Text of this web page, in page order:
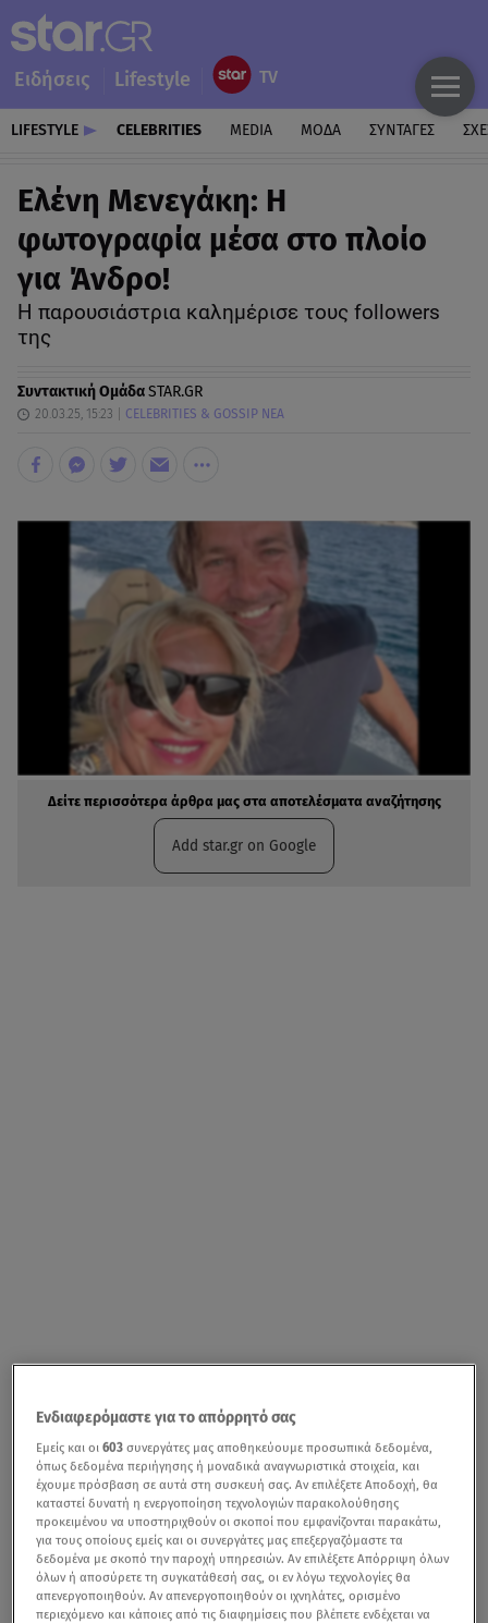
Ειδήσεις Lifestyle
LIFESTYLE CELEBRITIES MEDIA ΜΟΔΑ ΣΥΝΤΑΓΕΣ
Ελένη Μενεγάκη: Η
φωτογραφία μέσα στο πλοίο
για Άνδρο!
Η παρουσιάστρια καλημέρισε τους followers
της
Συντακτική ΟμάδαSTAR.GR
20.03.25, 15:23 CELEBRITIES & GOSSIP ΝΕΑ
Δείτε περισσότερα άρθρα μας στα αποτελέσματα αναζήτησης
Add star.gr on Google
Ενδιαφερόμαστε για το απόρρητό σας
Εμείς και οι603 συνεργάτες μας αποθηκεύουμε προσωπικά δεδομένα,
όπως δεδομένα περιήγησης ή μοναδικά αναγνωριστικά στοιχεία, και
έχουμε πρόσβαση σε αυτά στη συσκευή σας. Αν επιλέξετε Αποδοχή, θα
καταστεί δυνατή η ενεργοποίηση τεχνολογιών παρακολούθησης
προκειμένου να υποστηριχθούν οι σκοποί που εμφανίζονται παρακάτω,
για τους οποίους εμείς και οι συνεργάτες μας επεξεργαζόμαστε τα
δεδομένα με σκοπό την παροχή υπηρεσιών. Αν επιλέξετε Απόρριψη όλων
όλων ή αποσύρετε τη συγκατάθεσή σας, οι εν λόγω τεχνολογίες θα
απενεργοποιηθούν. Αν απενεργοποιηθούν οι ιχνηλάτες, ορισμένο
περιεχόμενο και κάποιες από τις διαφημίσεις που βλέπετε ενδέχεται να